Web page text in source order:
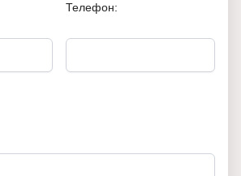
Телефон: